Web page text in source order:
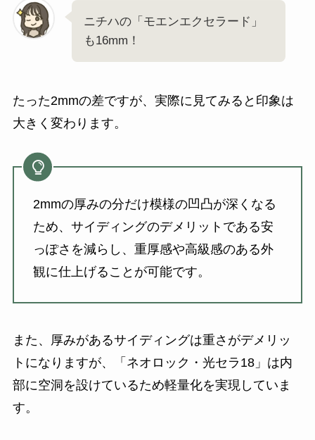
ニチハの「モエンエクセラード」
も16mm！
たった2mmの差ですが、実際に見てみると印象は
大きく変わります。
2mmの厚みの分だけ模様の凹凸が深くなる
ため、サイディングのデメリットである安
っぽさを減らし、重厚感や高級感のある外
観に仕上げることが可能です。
また、厚みがあるサイディングは重さがデメリッ
トになりますが、「ネオロック・光セラ18」は内
部に空洞を設けているため軽量化を実現していま
す。